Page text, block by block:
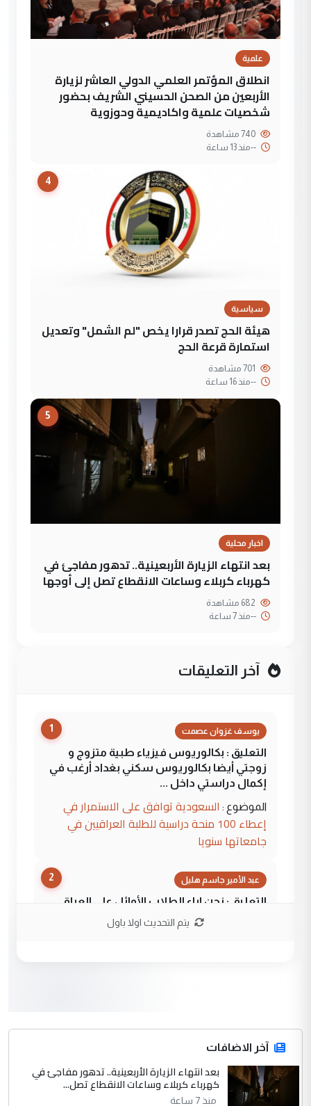
علمية
انطلاق المؤتمر العلمي الدولي العاشر لزيارة
الأربعين من الصحن الحسيني الشريف بحضور
شخصيات علمية واكاديمية وحوزوية
--منذ 13 ساعة
4
سياسية
هيئة الحج تصدر قرارا يخص "لم الشمل" وتعديل
استمارة قرعة الحج
--منذ 16 ساعة
5
اخبار محلية
بعد انتهاء الزيارة الأربعينية.. تدهور مفاجئ في
كهرباء كربلاء وساعات الانقطاع تصل إلى أوجها
--منذ 7 ساعة
آخر التعليقات
1 يوسف غزوان عصمت
التعليق : بكالوريوس فيزياء طبية متزوج و
زوجتي أيضا بكالوريوس سكني بغداد أرغب في
إكمال دراستي داخل ...
الموضوع : السعودية توافق على الاستمرار في
إعطاء 100 منحة دراسية للطلبة العراقيين في
جامعاتها سنويا
2 عبد الأمير جاسم هليل
التعليق : نحن اباء الطلاب الأوائل على العراق
نتشرف بلقاء السيد احمد الصافي في العتبات
التعليق : قرار مستعجل جدا ولامصلحة فيه
للوزاره ولا للمواطن القرار الصائب يكون بعد
الاستماع للمدير ومغرفة ...
الموضوع :
وزير الصحة يعفي مدير مستشفى الكرخ
يتم التحديث اولا باول
آخر الاضافات
بعد انتهاء الزيارة الأربعينية.. تدهور مفاجئ في
كهرباء كربلاء وساعات الانقطاع تصل...
منذ 7 ساعة